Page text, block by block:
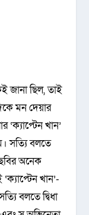
জানা ছিল, তাই
মন দেয়ার
‘ক্যাপ্টেন খান’
সত্যি বলতে
অনেক
খান’-
বলতে দ্বিধা